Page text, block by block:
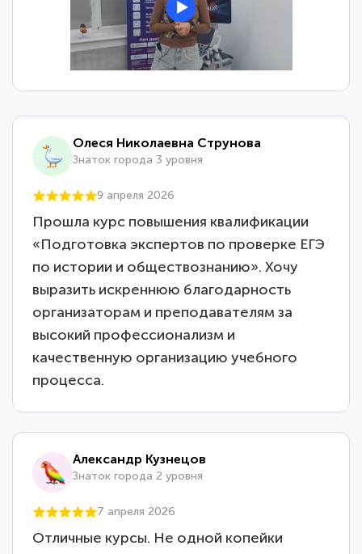
Олеся Николаевна Струнова
Знаток города 3 уровня
9 апреля 2026
Прошла курс повышения квалификации
«Подготовка экспертов по проверке ЕГЭ
по истории и обществознанию». Хочу
выразить искреннюю благодарность
организаторам и преподавателям за
высокий профессионализм и
качественную организацию учебного
процесса.
Александр Кузнецов
Знаток города 2 уровня
7 апреля 2026
Отличные курсы. Не одной копейки